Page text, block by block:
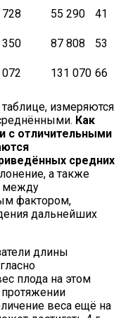
728 55 290
41
350 87 808
53
131 070 66
измеряются
Как
с отличительными
средних
а также
между
фактором,
дальнейших
длины
плода на этом
веса ещё на